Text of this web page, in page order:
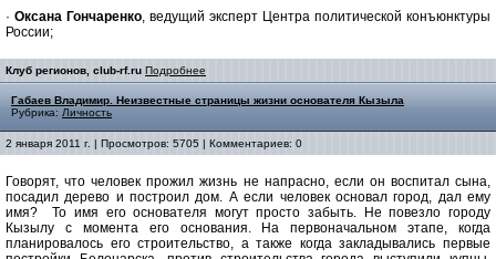
· Оксана Гончаренко, ведущий эксперт Центра политической конъюнктуры
России;
Клуб регионов, club-rf.ru Подробнее
Габаев Владимир. Неизвестные страницы жизни основателя Кызыла
Рубрика: Личность
2 января 2011 г. | Просмотров: 5705 | Комментариев: 0
Говорят, что человек прожил жизнь не напрасно, если он воспитал сына,
посадил дерево и построил дом. А если человек основал город, дал ему
имя? То имя его основателя могут просто забыть. Не повезло городу
Кызылу с момента его основания. На первоначальном этапе, когда
планировалось его строительство, а также когда закладывались первые